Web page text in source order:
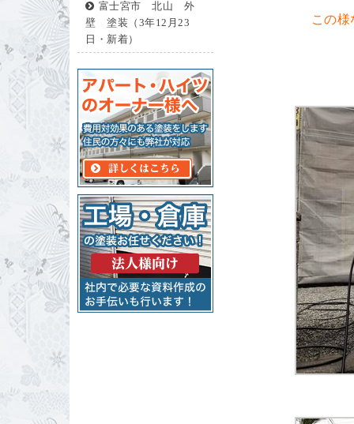
富士宮市 北山 外
壁 塗装（3年12月23
日・新着）
この